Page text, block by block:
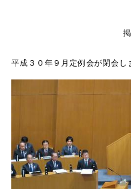
平成３０年９月定例会が閉会し